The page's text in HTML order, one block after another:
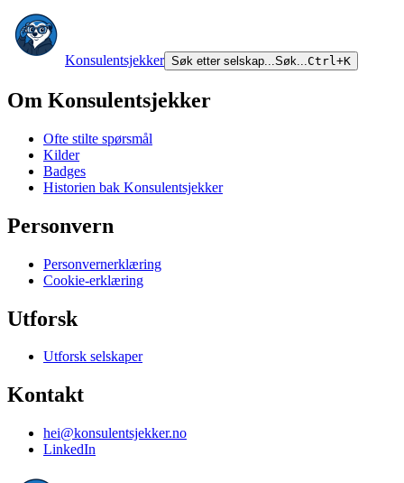
Konsulentsjekker Søk etter selskap...Søk...Ctrl+K
Om Konsulentsjekker
Ofte stilte spørsmål
Kilder
Badges
Historien bak Konsulentsjekker
Personvern
Personvernerklæring
Cookie-erklæring
Utforsk
Utforsk selskaper
Kontakt
hei@konsulentsjekker.no
LinkedIn